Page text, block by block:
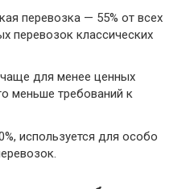
перевозка — 55% от всех
перевозок классических
для менее ценных
меньше требований к
используется для особо